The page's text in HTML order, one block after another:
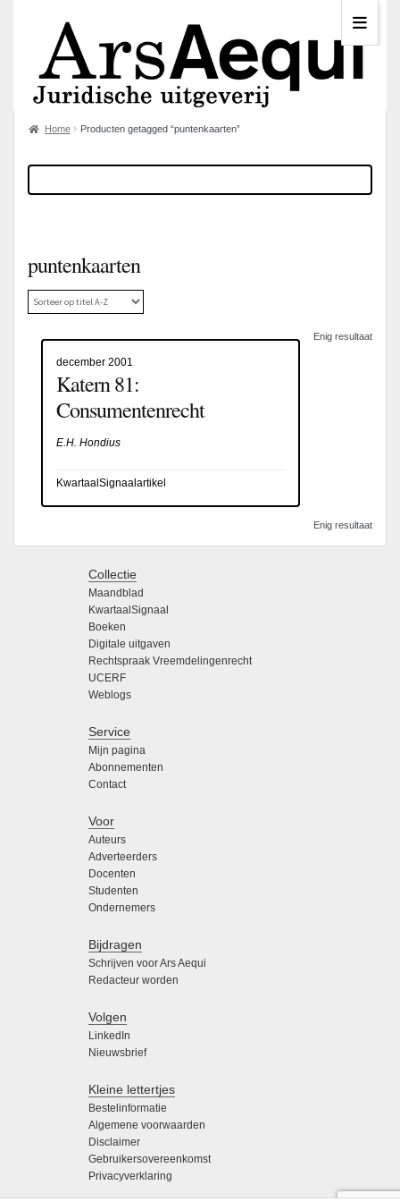
Home Producten getagged “puntenkaarten”
puntenkaarten
Enig resultaat
december 2001
Katern 81:
Consumentenrecht
E.H. Hondius
KwartaalSignaalartikel
Enig resultaat
Collectie
Maandblad
KwartaalSignaal
Boeken
Digitale uitgaven
Rechtspraak Vreemdelingenrecht
UCERF
Weblogs
Service
Mijn pagina
Abonnementen
Contact
Voor
Auteurs
Adverteerders
Docenten
Studenten
Ondernemers
Bijdragen
Schrijven voor Ars Aequi
Redacteur worden
Volgen
LinkedIn
Nieuwsbrief
Kleine lettertjes
Bestelinformatie
Algemene voorwaarden
Disclaimer
Gebruikersovereenkomst
Privacyverklaring